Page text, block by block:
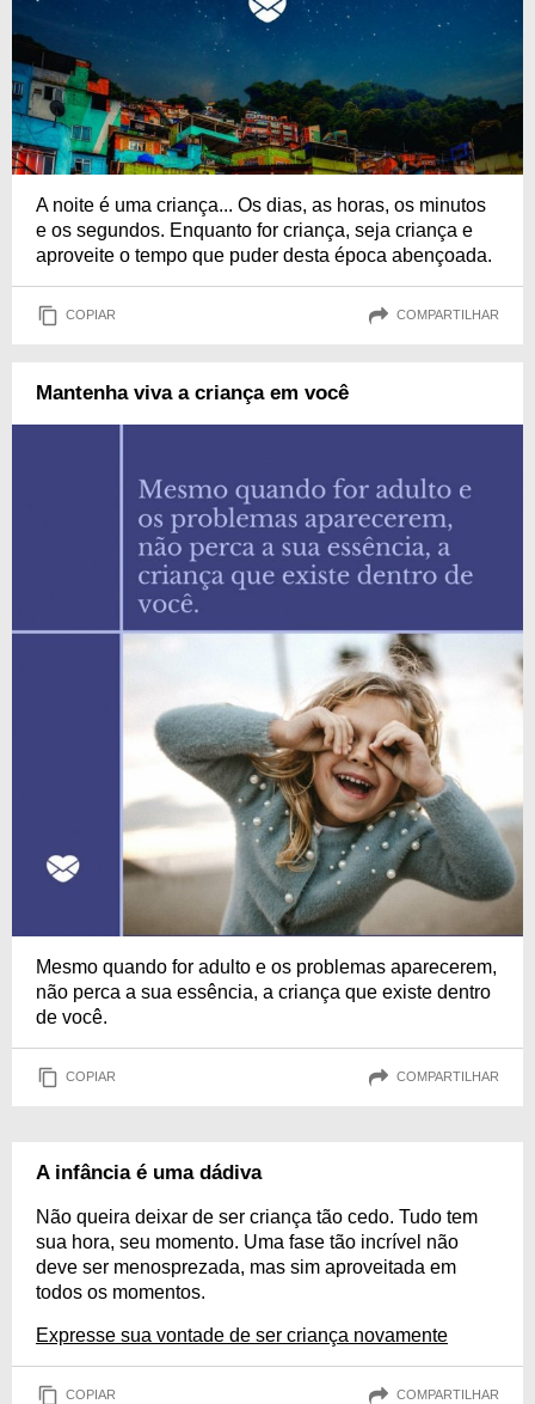
A noite é uma criança... Os dias, as horas, os minutos
e os segundos. Enquanto for criança, seja criança e
aproveite o tempo que puder desta época abençoada.
COPIAR COMPARTILHAR
Mantenha viva a criança em você
Mesmo quando for adulto e os problemas aparecerem,
não perca a sua essência, a criança que existe dentro
de você.
COPIAR COMPARTILHAR
A infância é uma dádiva
Não queira deixar de ser criança tão cedo. Tudo tem
sua hora, seu momento. Uma fase tão incrível não
deve ser menosprezada, mas sim aproveitada em
todos os momentos.
Expresse sua vontade de ser criança novamente
COPIAR COMPARTILHAR